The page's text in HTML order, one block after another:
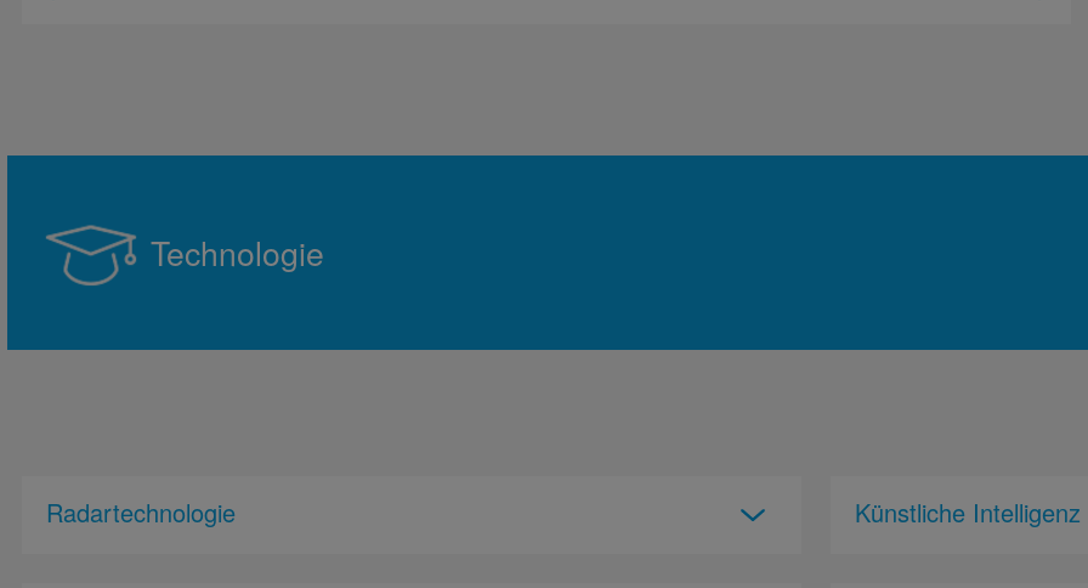
Technologie
Radartechnologie Künstliche Intelligenz